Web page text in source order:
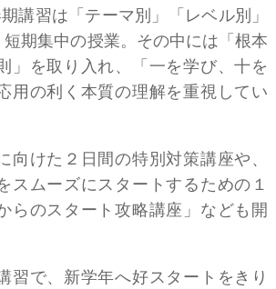
講習は「テーマ別」「レベル別」
期集中の授業。その中には「根本
」を取り入れ、「一を学び、十を
用の利く本質の理解を重視してい
向けた２日間の特別対策講座や、
スムーズにスタートするための１
らのスタート攻略講座」なども開
習で、新学年へ好スタートをきり